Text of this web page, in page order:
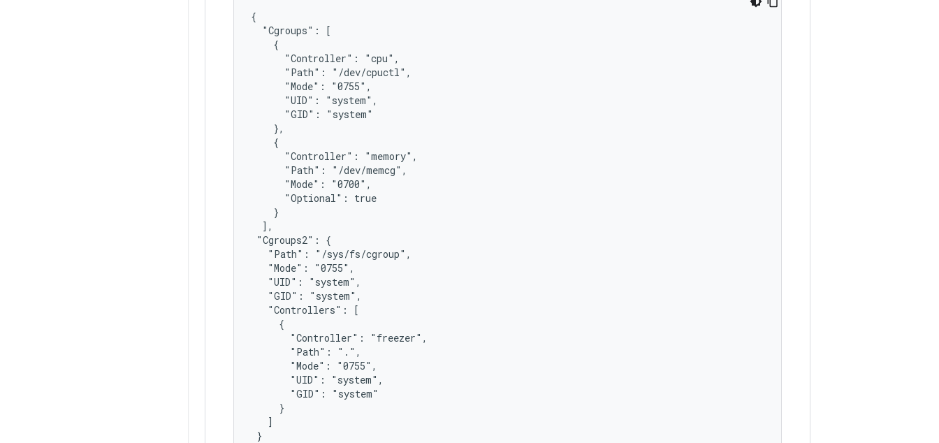
{
  "Cgroups": [
    {
      "Controller": "cpu",
      "Path": "/dev/cpuctl",
      "Mode": "0755",
      "UID": "system",
      "GID": "system"
    },
    {
      "Controller": "memory",
      "Path": "/dev/memcg",
      "Mode": "0700",
      "Optional": true
    }
  ],
"Cgroups2": {
   "Path": "/sys/fs/cgroup",
   "Mode": "0755",
   "UID": "system",
   "GID": "system",
   "Controllers": [
     {
       "Controller": "freezer",
       "Path": ".",
       "Mode": "0755",
       "UID": "system",
       "GID": "system"
     }
   ]
}